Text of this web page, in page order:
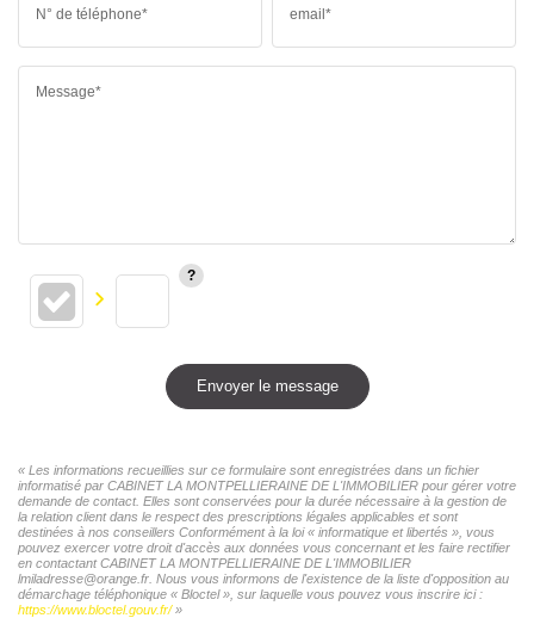
N° de téléphone* email*
Message*
Envoyer le message
« Les informations recueillies sur ce formulaire sont enregistrées dans un fichier
informatisé par CABINET LA MONTPELLIERAINE DE L'IMMOBILIER pour gérer votre
demande de contact. Elles sont conservées pour la durée nécessaire à la gestion de
la relation client dans le respect des prescriptions légales applicables et sont
destinées à nos conseillers Conformément à la loi « informatique et libertés », vous
pouvez exercer votre droit d'accès aux données vous concernant et les faire rectifier
en contactant CABINET LA MONTPELLIERAINE DE L'IMMOBILIER
lmiladresse@orange.fr. Nous vous informons de l'existence de la liste d'opposition au
démarchage téléphonique « Bloctel », sur laquelle vous pouvez vous inscrire ici :
https://www.bloctel.gouv.fr/»